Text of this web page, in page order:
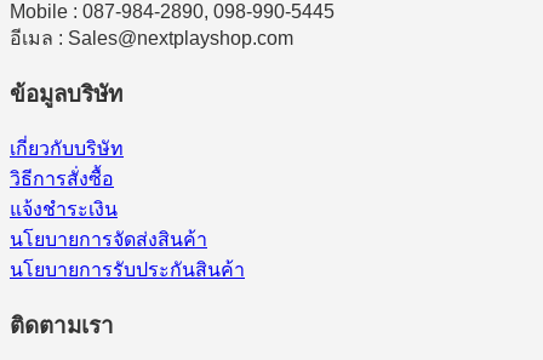
Mobile : 087-984-2890, 098-990-5445
อีเมล : Sales@nextplayshop.com
ข้อมูลบริษัท
เกี่ยวกับบริษัท
วิธีการสั่งซื้อ
แจ้งชำระเงิน
นโยบายการจัดส่งสินค้า
นโยบายการรับประกันสินค้า
ติดตามเรา